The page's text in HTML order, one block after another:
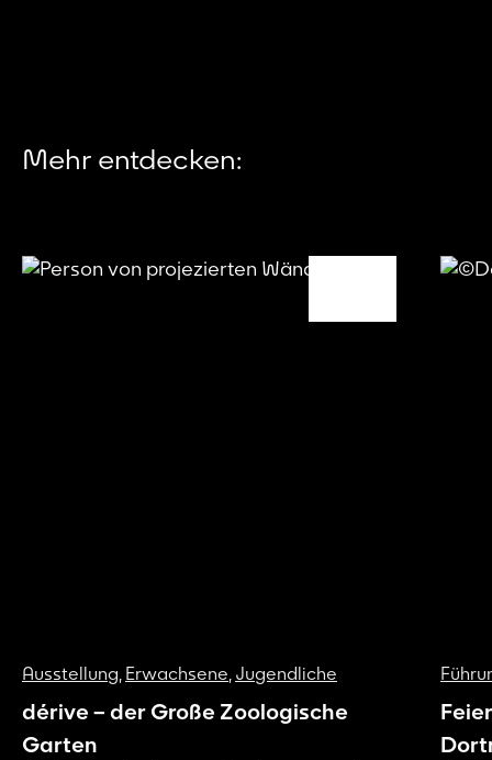
Mehr entdecken:
Ausstellung, Erwachsene, Jugendliche
dérive – der Große Zoologische
Garten